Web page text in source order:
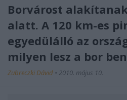
Borvárost
alatt. A 120 km-es
egyedülálló az
milyen lesz a bor
Zubreczki Dávid • 2010. május 10.